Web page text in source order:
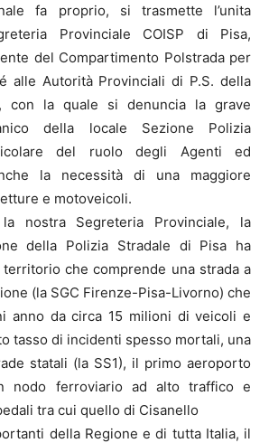
fa proprio, si trasmette l’unita
Provinciale COISP di Pisa,
del Compartimento Polstrada per
alle Autorità Provinciali di P.S. della
con la quale si denuncia la grave
della locale Sezione Polizia
del ruolo degli Agenti ed
la necessità di una maggiore
e motoveicoli.
nostra Segreteria Provinciale, la
della Polizia Stradale di Pisa ha
che comprende una strada a
(la SGC Firenze-Pisa-Livorno) che
anno da circa 15 milioni di veicoli e
tasso di incidenti spesso mortali, una
statali (la SS1), il primo aeroporto
nodo ferroviario ad alto traffico e
tra cui quello di Cisanello
della Regione e di tutta Italia, il